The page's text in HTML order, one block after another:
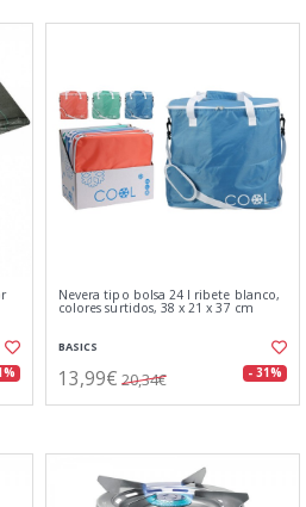
Nevera tipo bolsa 24 l ribete blanco,
colores surtidos, 38 x 21 x 37 cm
BASICS
13,99€ 20,34€ - 31%